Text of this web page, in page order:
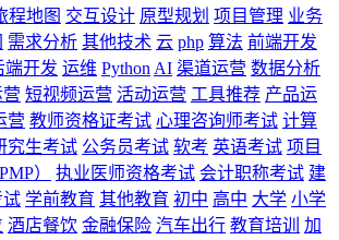
程地图 交互设计 原型规划 项目管理 业务
需求分析 其他技术 云 php 算法 前端开发
端开发 运维 Python AI 渠道运营 数据分析
短视频运营 活动运营 工具推荐 产品运
营 教师资格证考试 心理咨询师考试 计算
究生考试 公务员考试 软考 英语考试 项目
）
执业医师资格考试 会计职称考试 建
试 学前教育 其他教育 初中 高中 大学 小学
酒店餐饮 金融保险 汽车出行 教育培训
加